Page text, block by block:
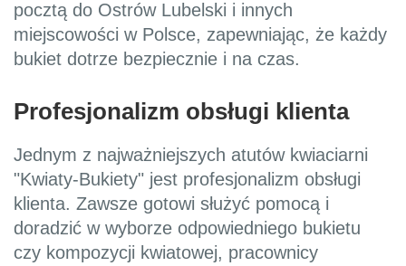
pocztą do Ostrów Lubelski i innych
miejscowości w Polsce, zapewniając, że każdy
bukiet dotrze bezpiecznie i na czas.
Profesjonalizm obsługi klienta
Jednym z najważniejszych atutów kwiaciarni
"Kwiaty-Bukiety" jest profesjonalizm obsługi
klienta. Zawsze gotowi służyć pomocą i
doradzić w wyborze odpowiedniego bukietu
czy kompozycji kwiatowej, pracownicy